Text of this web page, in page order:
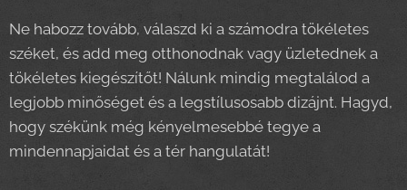
Ne habozz tovább, válaszd ki a számodra tökéletes
széket, és add meg otthonodnak vagy üzletednek a
tökéletes kiegészítőt! Nálunk mindig megtalálod a
legjobb minőséget és a legstílusosabb dizájnt. Hagyd,
hogy székünk még kényelmesebbé tegye a
mindennapjaidat és a tér hangulatát!